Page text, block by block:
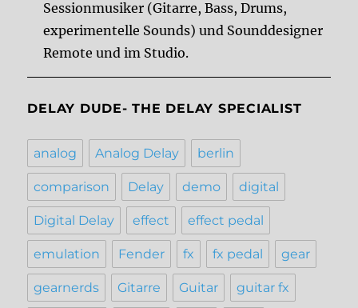
Sessionmusiker (Gitarre, Bass, Drums,
experimentelle Sounds) und Sounddesigner
Remote und im Studio.
DELAY DUDE- THE DELAY SPECIALIST
analog Analog Delay berlin
comparison Delay demo digital
Digital Delay effect effect pedal
emulation Fender fx fx pedal gear
gearnerds Gitarre Guitar guitar fx